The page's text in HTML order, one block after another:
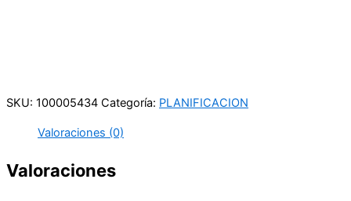
SKU: 100005434 Categoría: PLANIFICACION
Valoraciones (0)
Valoraciones